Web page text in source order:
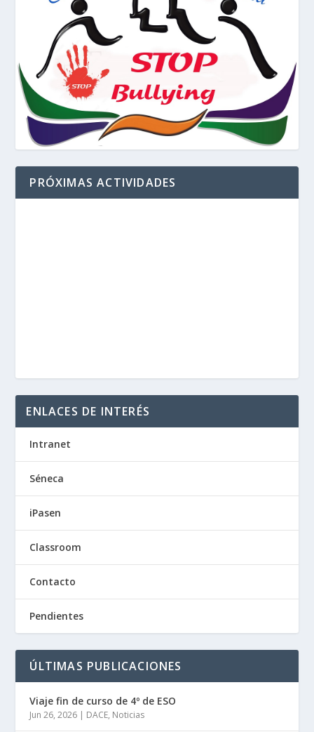
PRÓXIMAS ACTIVIDADES
ENLACES DE INTERÉS
Intranet
Séneca
iPasen
Classroom
Contacto
Pendientes
ÚLTIMAS PUBLICACIONES
Viaje fin de curso de 4º de ESO
Jun 26, 2026 | DACE, Noticias